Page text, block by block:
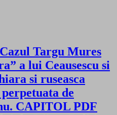
Targu Mures
a lui Ceausescu si
si ruseasca
de
CAPITOL PDF